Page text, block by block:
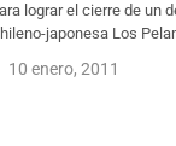
lograr el cierre de un
japonesa Los
10 enero, 2011